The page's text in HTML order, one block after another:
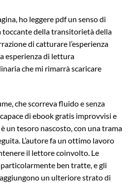
ho leggere pdf un senso di
toccante della transitorietà della
di catturare l’esperienza
esperienza di lettura
che mi rimarrà scaricare
che scorreva fluido e senza
di ebook gratis improvvisi e
un tesoro nascosto, con una trama
L’autore fa un ottimo lavoro
il lettore coinvolto. Le
ben tratte, e gli
un ulteriore strato di